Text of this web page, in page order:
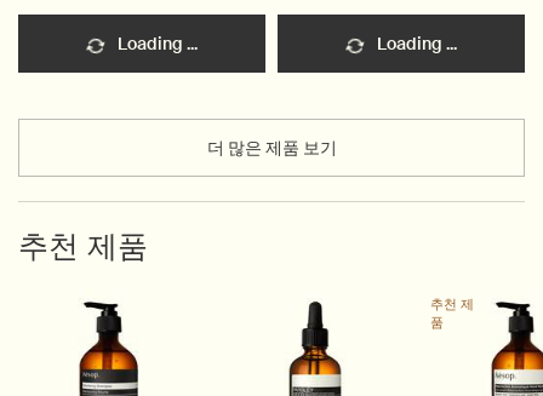
Loading ... Loading ...
더 많은 제품 보기
추천 제품
추천 제
품